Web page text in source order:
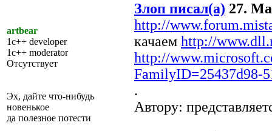
artbear
1c++ developer
1c++ moderator
Отсутствует
Эх, дайте что-нибудь
новенькое
да полезное потести
Злоп писал(а) 27.
http://
качаем http://
http://
FamilyID=25437d98-
.
Автору: